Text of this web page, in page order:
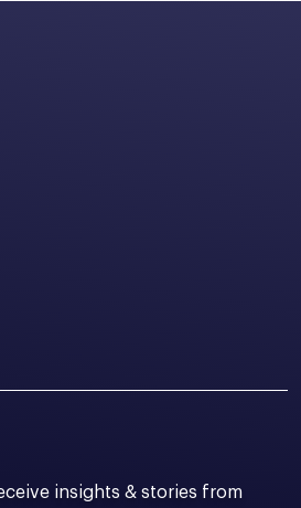
insights & stories from